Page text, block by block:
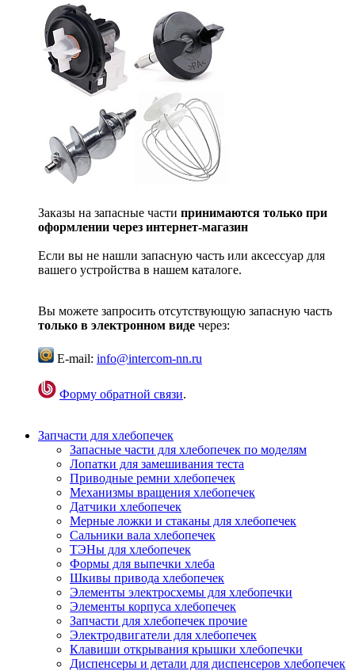
Заказы на запасные части принимаются только при
оформлении через интернет-магазин
Если вы не нашли запасную часть или аксессуар для
вашего устройства в нашем каталоге.
Вы можете запросить отсутствующую запасную часть
только в электронном виде через:
E-mail: info@intercom-nn.ru
Форму обратной связи.
Запчасти для хлебопечек
Запасные части для хлебопечек по моделям
Лопатки для замешивания теста
Приводные ремни хлебопечек
Механизмы вращения хлебопечек
Датчики хлебопечек
Мерные ложки и стаканы для хлебопечек
Сальники вала хлебопечек
ТЭНы для хлебопечек
Формы для выпечки хлеба
Шкивы привода хлебопечек
Элементы электросхемы для хлебопечки
Элементы корпуса хлебопечек
Запчасти для хлебопечек прочие
Электродвигатели для хлебопечек
Клавиши открывания крышки хлебопечки
Диспенсеры и детали для диспенсеров хлебопечек